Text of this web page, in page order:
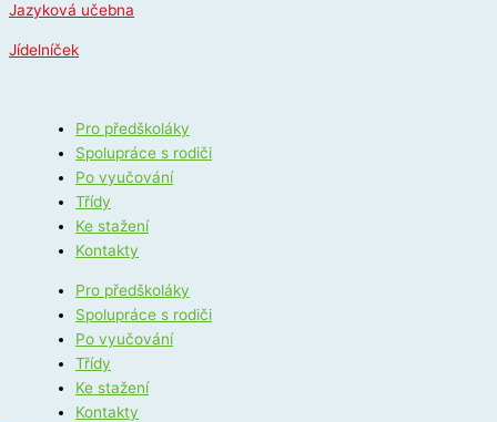
Jazyková učebna
Jídelníček
Pro předškoláky
Spolupráce s rodiči
Po vyučování
Třídy
Ke stažení
Kontakty
Pro předškoláky
Spolupráce s rodiči
Po vyučování
Třídy
Ke stažení
Kontakty